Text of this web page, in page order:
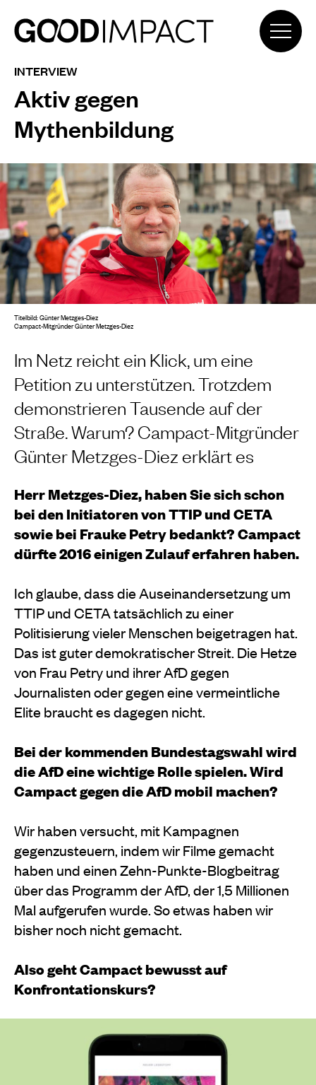
INTERVIEW
Aktiv gegen
Mythenbildung
Im Netz reicht ein Klick, um eine
Petition zu unterstützen. Trotzdem
demonstrieren Tausende auf der
Straße. Warum? Campact-Mitgründer
Günter Metzges-Diez erklärt es
Herr Metzges-Diez, haben Sie sich schon
bei den Initiatoren von TTIP und CETA
sowie bei Frauke Petry bedankt? Campact
dürfte 2016 einigen Zulauf erfahren haben.
Ich glaube, dass die Auseinandersetzung um
TTIP und CETA tatsächlich zu einer
Politisierung vieler Menschen beigetragen hat.
Das ist guter demokratischer Streit. Die Hetze
von Frau Petry und ihrer AfD gegen
Journalisten oder gegen eine vermeintliche
Elite braucht es dagegen nicht.
Bei der kommenden Bundestagswahl wird
die AfD eine wichtige Rolle spielen. Wird
Campact gegen die AfD mobil machen?
Wir haben versucht, mit Kampagnen
gegenzusteuern, indem wir Filme gemacht
haben und einen Zehn-Punkte-Blogbeitrag
über das Programm der AfD, der 1,5 Millionen
Mal aufgerufen wurde. So etwas haben wir
bisher noch nicht gemacht.
Also geht Campact bewusst auf
Konfrontationskurs?
Titelbild: Günter Metzges-Diez
Campact-Mitgründer Günter Metzges-Diez